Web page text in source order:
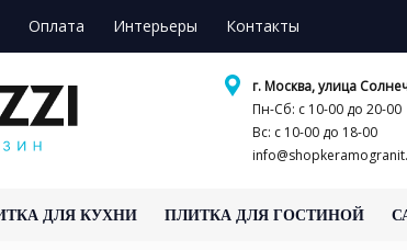
Оплата Интерьеры Контакты
г. Москва, улица
Пн-Сб: с 10-00 до 20-00
Вс: с 10-00 до 18-00
ДЛЯ КУХНИ ПЛИТКА ДЛЯ ГОСТИНОЙ